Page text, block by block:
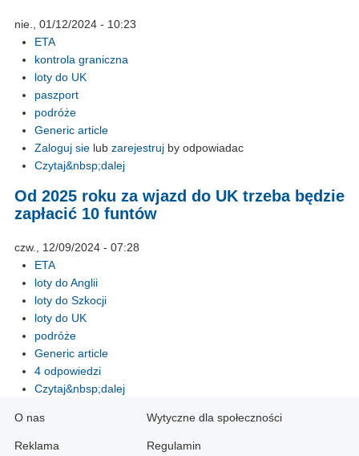
nie., 01/12/2024 - 10:23
ETA
kontrola graniczna
loty do UK
paszport
podróże
Generic article
Zaloguj sie lub zarejestruj by odpowiadac
Czytaj&nbsp;dalej
Od 2025 roku za wjazd do UK trzeba będzie
zapłacić 10 funtów
czw., 12/09/2024 - 07:28
ETA
loty do Anglii
loty do Szkocji
loty do UK
podróże
Generic article
4 odpowiedzi
Czytaj&nbsp;dalej
O nas
Reklama
Wytyczne dla społeczności
Regulamin